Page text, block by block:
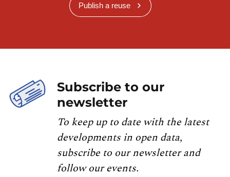
Publish a reuse
Subscribe to our
newsletter
To keep up to date with the latest
developments in open data,
subscribe to our newsletter and
follow our events.